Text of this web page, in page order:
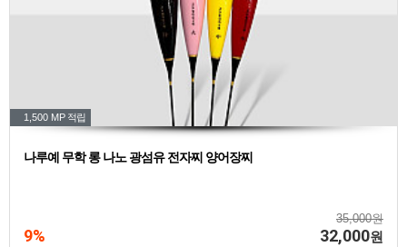
1,500 MP 적립
나루예 무학 롱 나노 광섬유 전자찌 양어장찌
35,000원
9% 32,000원